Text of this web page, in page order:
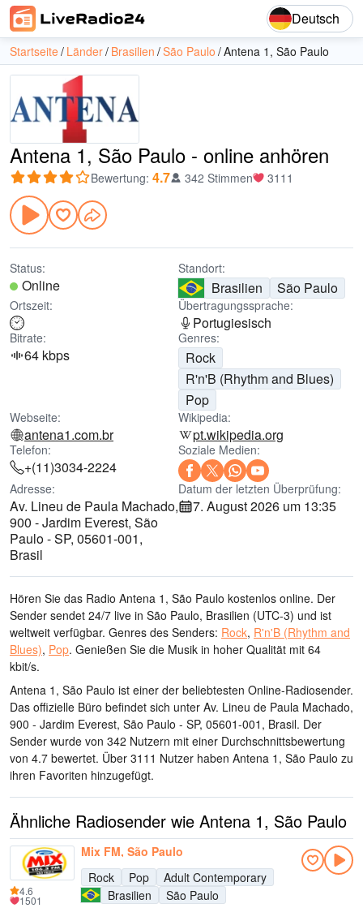
Deutsch
Startseite Länder Brasilien São Paulo Antena 1, São Paulo
Antena 1, São Paulo - online anhören
Bewertung: 4.7 342 Stimmen 3111
Status:
Online
Standort:
Brasilien São Paulo
Ortszeit: Übertragungssprache:
Portugiesisch
Bitrate:
64 kbps
Genres:
Rock
R'n'B (Rhythm and Blues)
Pop
Webseite:
antena1.com.br
Wikipedia:
pt.wikipedia.org
Telefon:
+(11)3034-2224
Soziale Medien:
Adresse:
Av. Lineu de Paula Machado,
900 - Jardim Everest, São
Paulo - SP, 05601-001,
Brasil
Datum der letzten Überprüfung:
7. August 2026 um 13:35
Hören Sie das Radio Antena 1, São Paulo kostenlos online. Der
Sender sendet 24/7 live in São Paulo, Brasilien (UTC-3) und ist
weltweit verfügbar. Genres des Senders: Rock, R'n'B (Rhythm and
Blues), Pop. Genießen Sie die Musik in hoher Qualität mit 64
kbit/s.
Antena 1, São Paulo ist einer der beliebtesten Online-Radiosender.
Das offizielle Büro befindet sich unter Av. Lineu de Paula Machado,
900 - Jardim Everest, São Paulo - SP, 05601-001, Brasil. Der
Sender wurde von 342 Nutzern mit einer Durchschnittsbewertung
von 4.7 bewertet. Über 3111 Nutzer haben Antena 1, São Paulo zu
ihren Favoriten hinzugefügt.
Ähnliche Radiosender wie Antena 1, São Paulo
Mix FM, São Paulo
Rock
Pop
Adult Contemporary
Brasilien
São Paulo
4.6
1501